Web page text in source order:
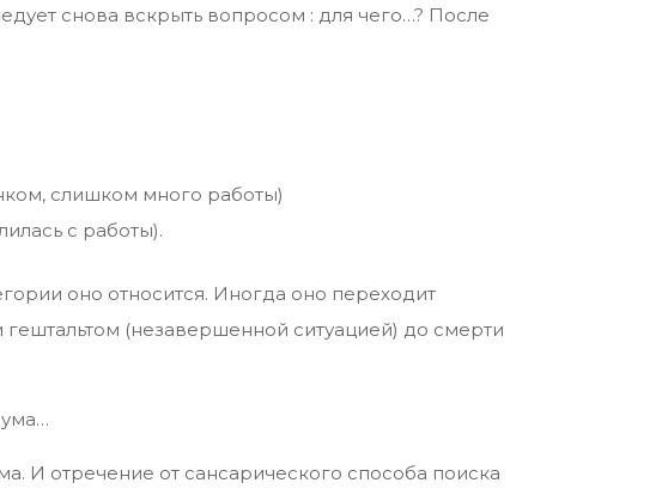
снова вскрыть вопросом : для чего…? После
слишком много работы)
с работы).
оно относится. Иногда оно переходит
(незавершенной ситуацией) до смерти
И отречение от сансарического способа поиска